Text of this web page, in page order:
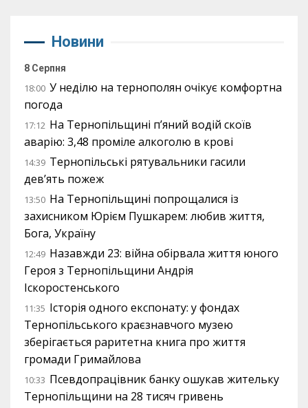
Новини
8 Серпня
18:00 У неділю на тернополян очікує комфортна
погода
17:12 На Тернопільщині п’яний водій скоїв
аварію: 3,48 проміле алкоголю в крові
14:39 Тернопільські рятувальники гасили
дев’ять пожеж
13:50 На Тернопільщині попрощалися із
захисником Юрієм Пушкарем: любив життя,
Бога, Україну
12:49 Назавжди 23: війна обірвала життя юного
Героя з Тернопільщини Андрія
Іскоростенського
11:35 Історія одного експонату: у фондах
Тернопільського краєзнавчого музею
зберігається раритетна книга про життя
громади Гримайлова
10:33 Псевдопрацівник банку ошукав жительку
Тернопільщини на 28 тисяч гривень